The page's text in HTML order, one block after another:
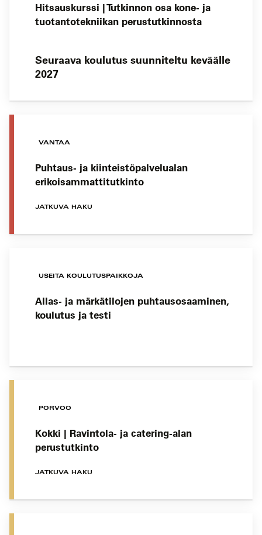
Hitsauskurssi | Tutkinnon osa kone- ja
tuotantotekniikan perustutkinnosta
Seuraava koulutus suunniteltu keväälle
2027
VANTAA
Puhtaus- ja kiinteistöpalvelualan
erikoisammattitutkinto
JATKUVA HAKU
USEITA KOULUTUSPAIKKOJA
Allas- ja märkätilojen puhtausosaaminen,
koulutus ja testi
PORVOO
Kokki | Ravintola- ja catering-alan
perustutkinto
JATKUVA HAKU